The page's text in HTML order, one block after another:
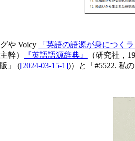
や Voicy 「英語の語源が身につくラ
幹）
『英語語源辞典』
（研究社，
」 ([2024-03-15-1])）と「#5522. 私